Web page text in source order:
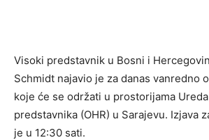
Visoki predstavnik u Bosni i
Schmidt najavio je za danas vanredno
koje će se održati u prostorijama
predstavnika (OHR) u Sarajevu. Izjava
je u 12:30 sati.